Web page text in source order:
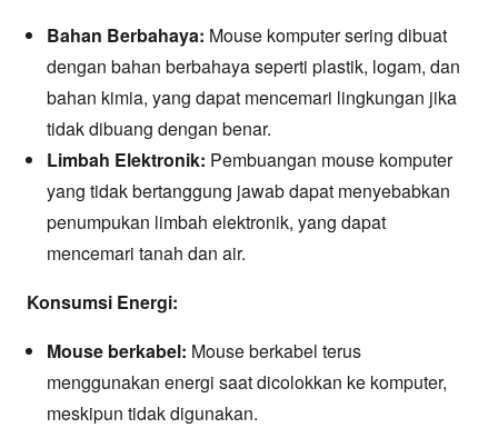
Bahan Berbahaya: Mouse komputer sering dibuat
dengan bahan berbahaya seperti plastik, logam, dan
bahan kimia, yang dapat mencemari lingkungan jika
tidak dibuang dengan benar.
Limbah Elektronik: Pembuangan mouse komputer
yang tidak bertanggung jawab dapat menyebabkan
penumpukan limbah elektronik, yang dapat
mencemari tanah dan air.
Konsumsi Energi:
Mouse berkabel: Mouse berkabel terus
menggunakan energi saat dicolokkan ke komputer,
meskipun tidak digunakan.